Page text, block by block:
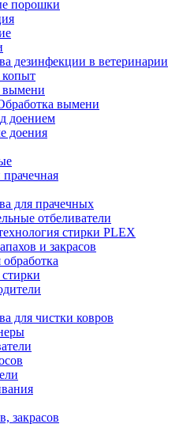
порошки
дезинфекции в ветеринарии
копыт
вымени
вымени
доением
доения
для прачечных
отбеливатели
стирки PLEX
и закрасов
для чистки ковров
закрасов